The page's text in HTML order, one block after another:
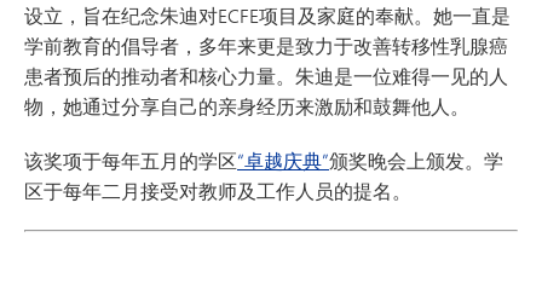
设立，旨在纪念朱迪对ECFE项目及家庭的奉献。她一直是
学前教育的倡导者，多年来更是致力于改善转移性乳腺癌
患者预后的推动者和核心力量。朱迪是一位难得一见的人
物，她通过分享自己的亲身经历来激励和鼓舞他人。
该奖项于每年五月的学区“卓越庆典”颁奖晚会上颁发。学
区于每年二月接受对教师及工作人员的提名。